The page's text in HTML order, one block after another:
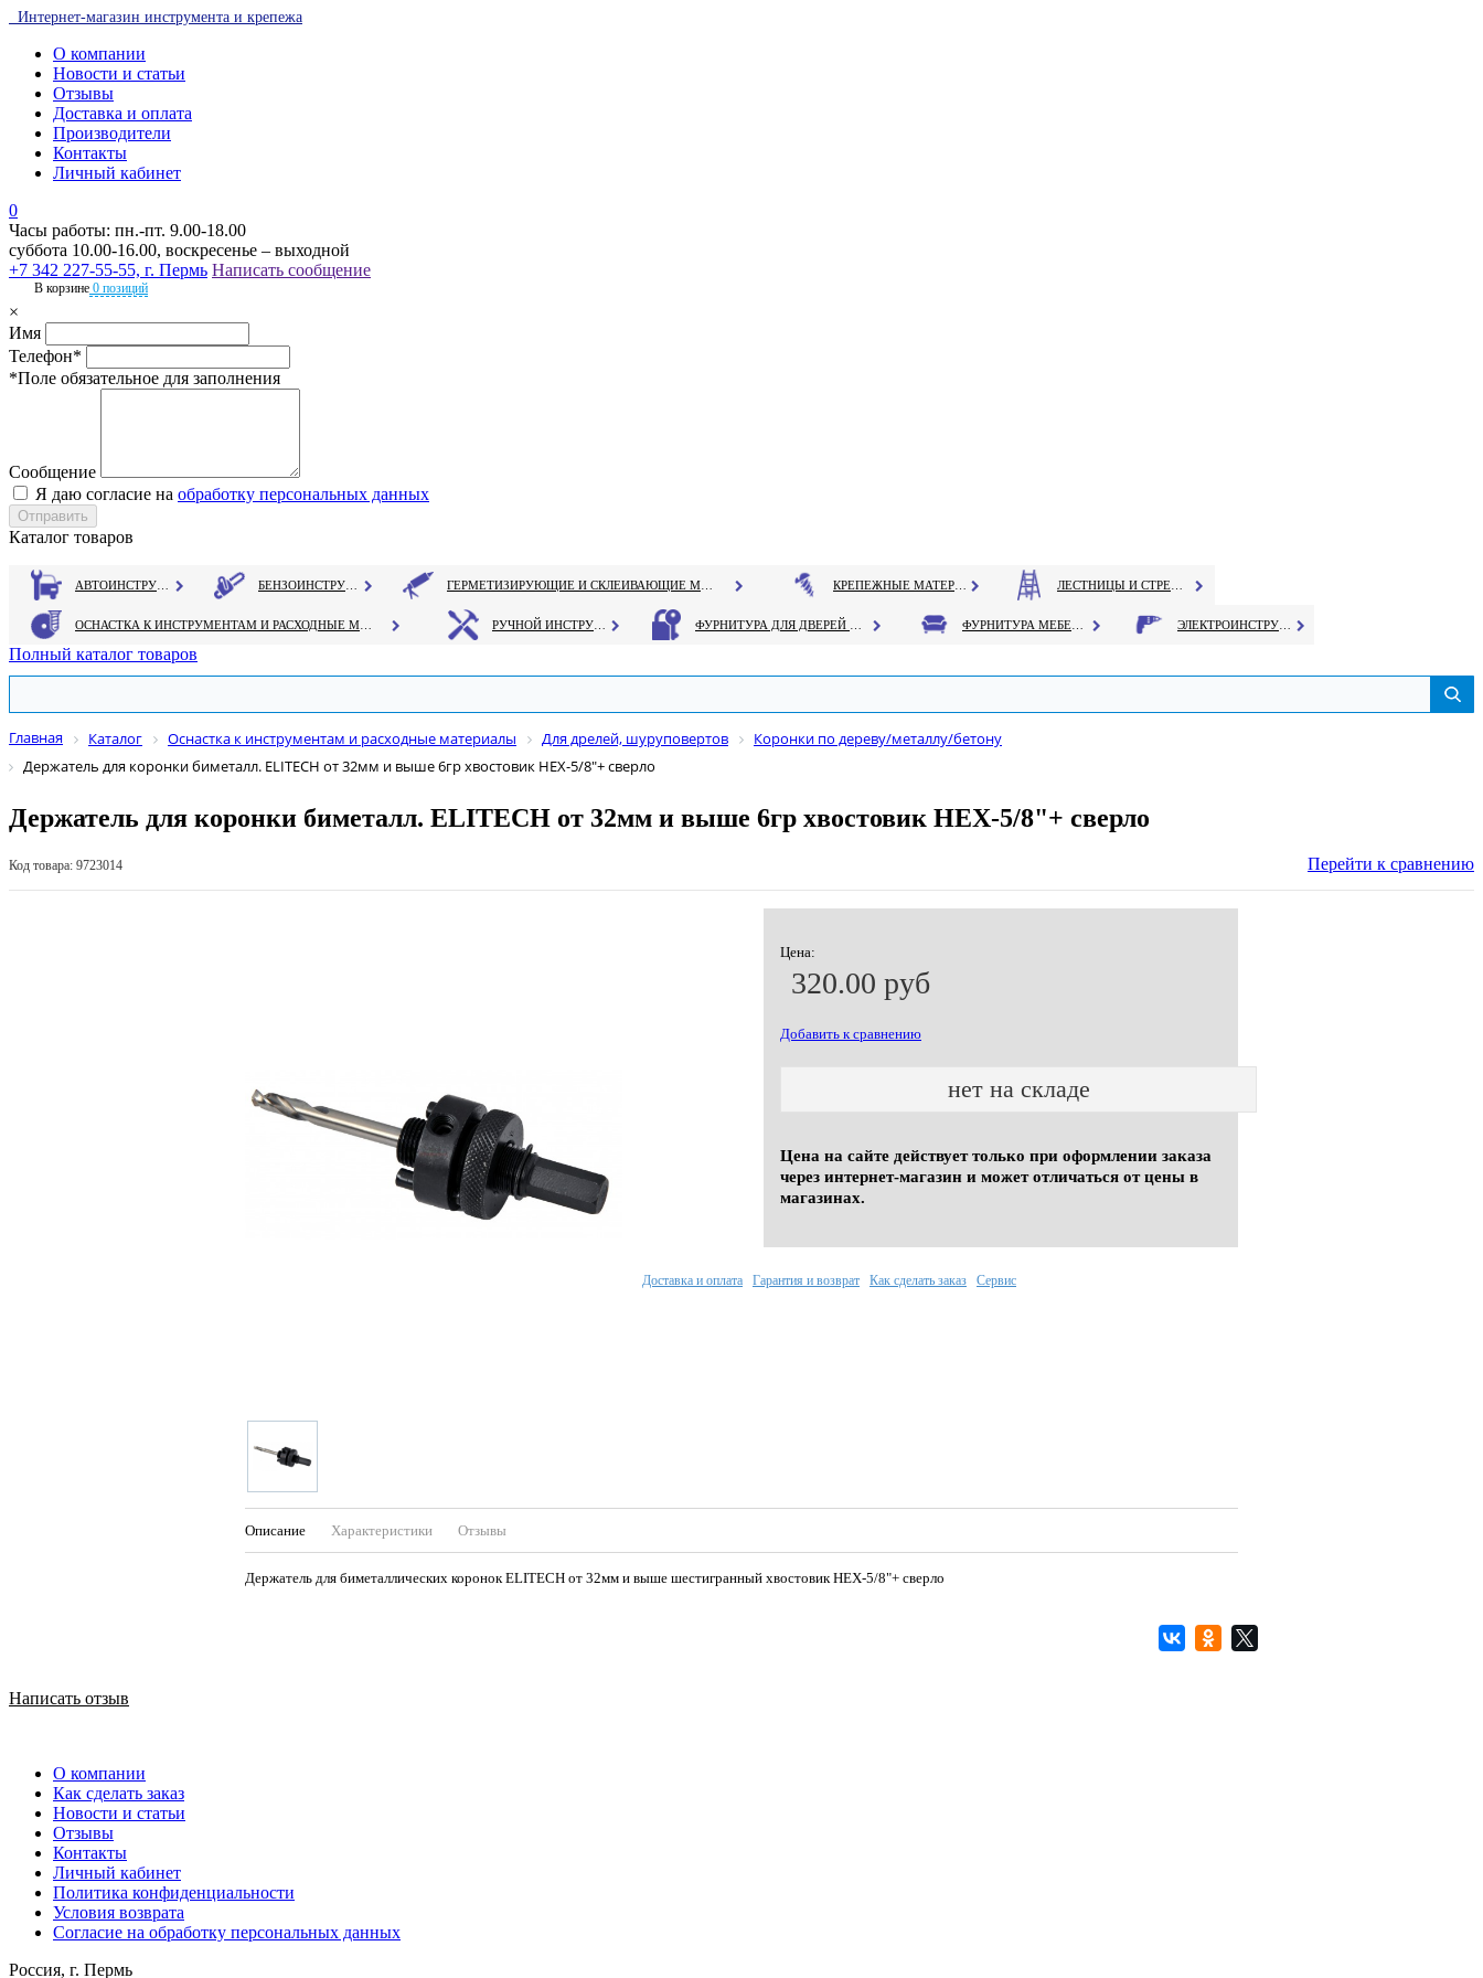
Интернет-магазин инструмента и крепежа
О компании
Новости и статьи
Отзывы
Доставка и оплата
Производители
Контакты
Личный кабинет
0
Часы работы: пн.-пт. 9.00-18.00
суббота 10.00-16.00, воскресенье – выходной
+7 342 227-55-55, г. Пермь Написать сообщение
В корзине 0 позиций
×
Имя
Телефон*
*Поле обязательное для заполнения
Сообщение
Я даю согласие на обработку персональных данных
Каталог товаров
Полный каталог товаров
Главная Каталог Оснастка к инструментам и расходные материалы Для дрелей, шуруповертов
Коронки по дереву/металлу/бетону
Держатель для коронки биметалл. ELITECH от 32мм и выше 6гр хвостовик НЕХ-5/8"+ сверло
Держатель для коронки биметалл. ELITECH от 32мм и выше 6гр хвостовик НЕХ-5/8"+ сверло
Код товара: 9723014 Перейти к сравнению
Цена:
320.00 руб
Добавить к сравнению
нет на складе
Цена на сайте действует только при оформлении заказа
через интернет-магазин и может отличаться от цены в
магазинах.
Описание Характеристики Отзывы
Держатель для биметаллических коронок ELITECH от 32мм и выше шестигранный хвостовик НЕХ-5/8"+ сверло
Доставка и оплата Гарантия и возврат Как сделать заказ Сервис
Написать отзыв
О компании
Как сделать заказ
Новости и статьи
Отзывы
Контакты
Личный кабинет
Политика конфиденциальности
Условия возврата
Согласие на обработку персональных данных
Россия, г. Пермь